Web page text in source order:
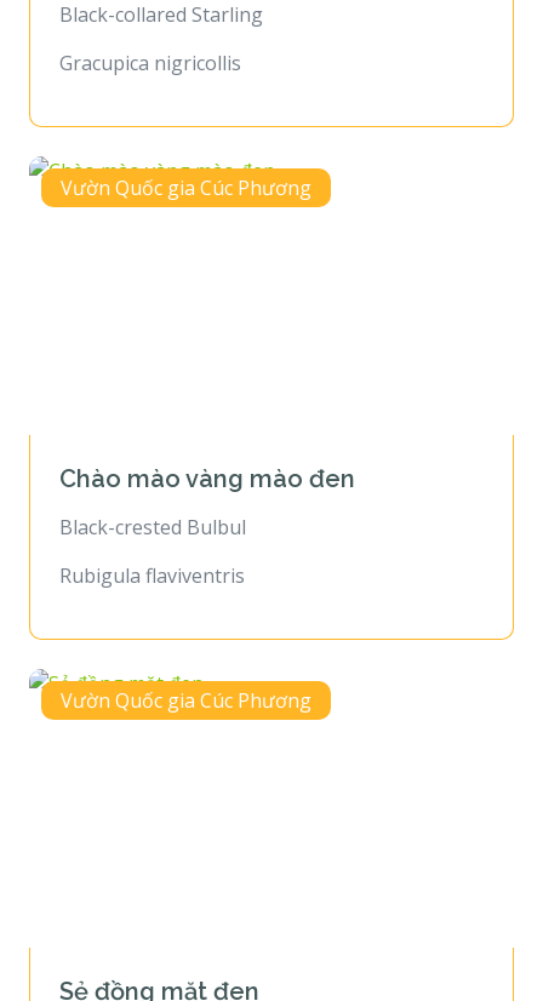
Black-collared Starling
Gracupica nigricollis
Vườn Quốc gia Cúc Phương
Chào mào vàng mào đen
Black-crested Bulbul
Rubigula flaviventris
Vườn Quốc gia Cúc Phương
Sẻ đồng mặt đen